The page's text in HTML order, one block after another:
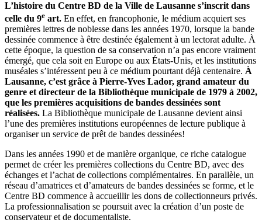
L’histoire du Centre BD de la Ville de Lausanne s’inscrit dans
celle du 9e art. En effet, en francophonie, le médium acquiert ses
premières lettres de noblesse dans les années 1970, lorsque la bande
dessinée commence à être destinée également à un lectorat adulte. À
cette époque, la question de sa conservation n’a pas encore vraiment
émergé, que cela soit en Europe ou aux États-Unis, et les institutions
muséales s’intéressent peu à ce médium pourtant déjà centenaire. À
Lausanne, c’est grâce à Pierre-Yves Lador, grand amateur du
genre et directeur de la Bibliothèque municipale de 1979 à 2002,
que les premières acquisitions de bandes dessinées sont
réalisées. La Bibliothèque municipale de Lausanne devient ainsi
l’une des premières institutions européennes de lecture publique à
organiser un service de prêt de bandes dessinées!
Dans les années 1990 et de manière organique, ce riche catalogue
permet de créer les premières collections du Centre BD, avec des
échanges et l’achat de collections complémentaires. En parallèle, un
réseau d’amatrices et d’amateurs de bandes dessinées se forme, et le
Centre BD commence à accueillir les dons de collectionneurs privés.
La professionnalisation se poursuit avec la création d’un poste de
conservateur et de documentaliste.